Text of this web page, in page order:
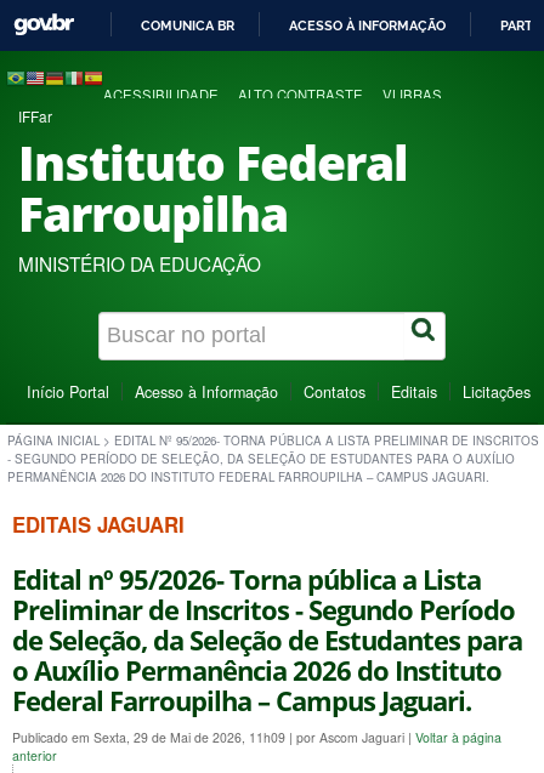
COMUNICA BR ACESSO À INFORMAÇÃO
ACESSIBILIDADE ALTO CONTRASTE VLIBRAS
IFFar
Instituto Federal
Farroupilha
MINISTÉRIO DA EDUCAÇÃO
Início Portal Acesso à Informação Contatos Editais Licitações
PÁGINA INICIAL > EDITAL Nº 95/2026- TORNA PÚBLICA A LISTA PRELIMINAR DE INSCRITOS
- SEGUNDO PERÍODO DE SELEÇÃO, DA SELEÇÃO DE ESTUDANTES PARA O AUXÍLIO
PERMANÊNCIA 2026 DO INSTITUTO FEDERAL FARROUPILHA – CAMPUS JAGUARI.
EDITAIS JAGUARI
Edital nº 95/2026- Torna pública a Lista
Preliminar de Inscritos - Segundo Período
de Seleção, da Seleção de Estudantes para
o Auxílio Permanência 2026 do Instituto
Federal Farroupilha – Campus Jaguari.
Publicado em Sexta, 29 de Mai de 2026, 11h09 | por Ascom Jaguari | Voltar à página
anterior